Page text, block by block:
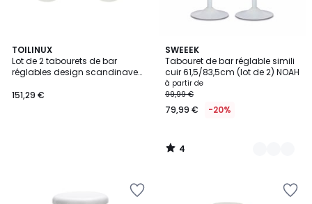
TOILINUX
Lot de 2 tabourets de bar
réglables design scandinave
151,29 €
SWEEEK
Tabouret de bar réglable simili
cuir 61,5/83,5cm (lot de 2) NOAH
à partir de
99,99 €
79,99 € -20%
4
/
5
4
Couleurs
4
/